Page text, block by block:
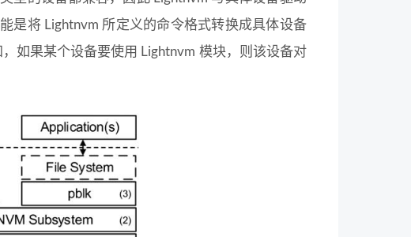
是将 Lightnvm 所定义的命令格式转换成具体设备
如果某个设备要使用 Lightnvm 模块，则该设备对